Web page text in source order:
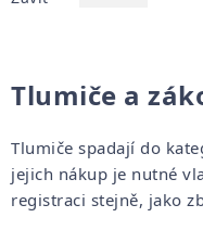
Tlumiče a
Tlumiče spadají do
jejich nákup je nutné
registraci stejně, jako